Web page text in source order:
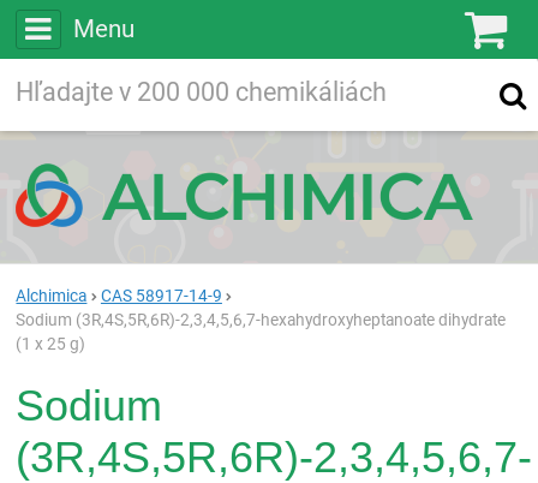
Menu
Vyhľadávanie
Alchimica
CAS 58917-14-9
Sodium (3R,4S,5R,6R)-2,3,4,5,6,7-hexahydroxyheptanoate dihydrate
(1 x 25 g)
Sodium
(3R,4S,5R,6R)-2,3,4,5,6,7-